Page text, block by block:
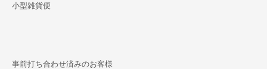
小型雑貨便
事前打ち合わせ済みのお客様